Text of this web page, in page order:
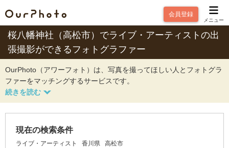
会員登録
メニュー
桜八幡神社（高松市）でライブ・アーティストの出
張撮影ができるフォトグラファー
OurPhoto（アワーフォト）は、写真を撮ってほしい人とフォトグラ
ファーをマッチングするサービスです。
現在の検索条件
ライブ・アーティスト 香川県 高松市